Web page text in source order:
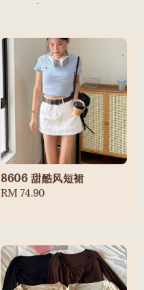
8606 甜酷风短裙
Regular
RM 74.90